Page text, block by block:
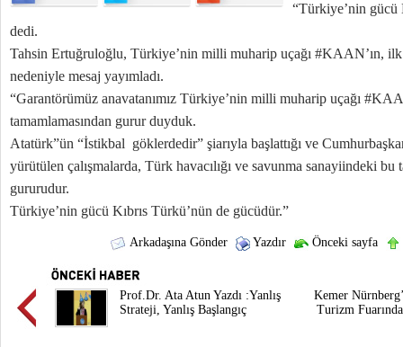
“Türkiye’nin gücü
dedi.
Tahsin Ertuğruloğlu, Türkiye’nin milli muharip uçağı #KAAN’ın, ilk
nedeniyle mesaj yayımladı.
“Garantörümüz anavatanımız Türkiye’nin milli muharip uçağı
tamamlamasından gurur duyduk.
Atatürk”ün “İstikbal göklerdedir” şiarıyla başlattığı ve
yürütülen çalışmalarda, Türk havacılığı ve savunma sanayiindeki bu
gururudur.
Türkiye’nin gücü Kıbrıs Türkü’nün de gücüdür.”
Arkadaşına Gönder Yazdır Önceki sayfa
Prof.Dr. Ata Atun Yazdı :Yanlış
Strateji, Yanlış Başlangıç
Kemer
Turizm Fuarında